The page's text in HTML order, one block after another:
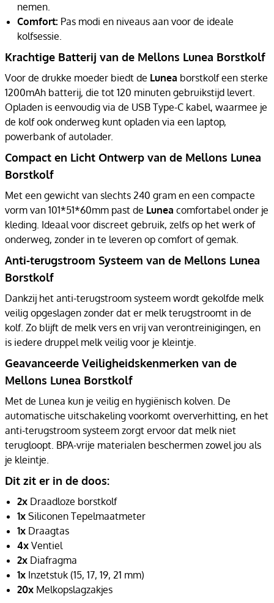
nemen.
Comfort: Pas modi en niveaus aan voor de ideale
kolfsessie.
Krachtige Batterij van de Mellons Lunea Borstkolf
Voor de drukke moeder biedt de Lunea borstkolf een sterke
1200mAh batterij, die tot 120 minuten gebruikstijd levert.
Opladen is eenvoudig via de USB Type-C kabel, waarmee je
de kolf ook onderweg kunt opladen via een laptop,
powerbank of autolader.
Compact en Licht Ontwerp van de Mellons Lunea
Borstkolf
Met een gewicht van slechts 240 gram en een compacte
vorm van 101*51*60mm past de Lunea comfortabel onder je
kleding. Ideaal voor discreet gebruik, zelfs op het werk of
onderweg, zonder in te leveren op comfort of gemak.
Anti-terugstroom Systeem van de Mellons Lunea
Borstkolf
Dankzij het anti-terugstroom systeem wordt gekolfde melk
veilig opgeslagen zonder dat er melk terugstroomt in de
kolf. Zo blijft de melk vers en vrij van verontreinigingen, en
is iedere druppel melk veilig voor je kleintje.
Geavanceerde Veiligheidskenmerken van de
Mellons Lunea Borstkolf
Met de Lunea kun je veilig en hygiënisch kolven. De
automatische uitschakeling voorkomt oververhitting, en het
anti-terugstroom systeem zorgt ervoor dat melk niet
terugloopt. BPA-vrije materialen beschermen zowel jou als
je kleintje.
Dit zit er in de doos:
2x Draadloze borstkolf
1x Siliconen Tepelmaatmeter
1x Draagtas
4x Ventiel
2x Diafragma
1x Inzetstuk (15, 17, 19, 21 mm)
20x Melkopslagzakjes